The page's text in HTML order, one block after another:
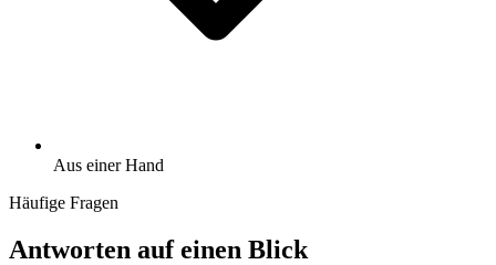
Aus einer Hand
Häufige Fragen
Antworten auf einen Blick